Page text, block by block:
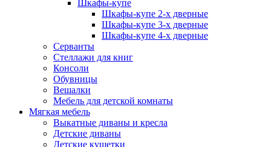
Шкафы-купе
Шкафы-купе 2-x дверные
Шкафы-купе 3-х дверные
Шкафы-купе 4-х дверные
Серванты
Стеллажи для книг
Консоли
Обувницы
Вешалки
Мебель для детской комнаты
Мягкая мебель
Выкатные диваны и кресла
Детские диваны
Детские кушетки